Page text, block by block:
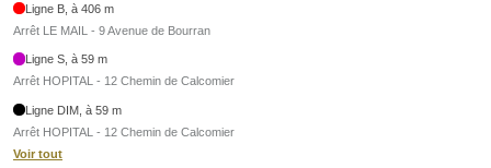
Ligne B, à 406 m
Arrêt LE MAIL - 9 Avenue de Bourran
Ligne S, à 59 m
Arrêt HOPITAL - 12 Chemin de Calcomier
Ligne DIM, à 59 m
Arrêt HOPITAL - 12 Chemin de Calcomier
Voir tout